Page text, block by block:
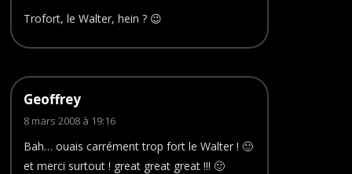
Trofort, le Walter, hein ? 😉
Geoffrey
8 mars 2008 à 19:16
Bah… ouais carrément trop fort le Walter ! 🙂
et merci surtout ! great great great !!! 🙂